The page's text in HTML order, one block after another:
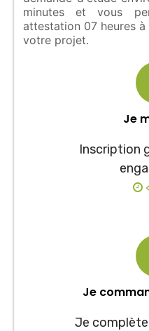
minutes et vous
attestation 07 heures
votre projet.
Je
Inscription
Je
Je